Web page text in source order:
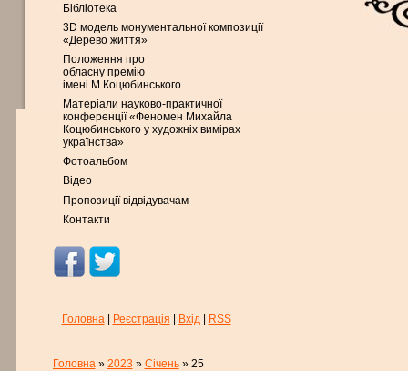
Бібліотека
3D модель монументальної композиції
«Дерево життя»
Положення про
обласну премію
імені М.Коцюбинського
Матеріали науково-практичної
конференції «Феномен Михайла
Коцюбинського у художніх вимірах
українства»
Фотоальбом
Відео
Пропозиції відвідувачам
Контакти
Головна| Реєстрація Вхід| RSS
Головна» 2023 » Січень » 25